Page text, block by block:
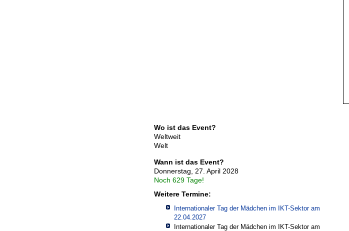
Wo ist das Event?
Weltweit
Welt
Wann ist das Event?
Donnerstag, 27. April 2028
Noch 629 Tage!
Weitere Termine:
Internationaler Tag der Mädchen im IKT-Sektor am
22.04.2027
Internationaler Tag der Mädchen im IKT-Sektor am